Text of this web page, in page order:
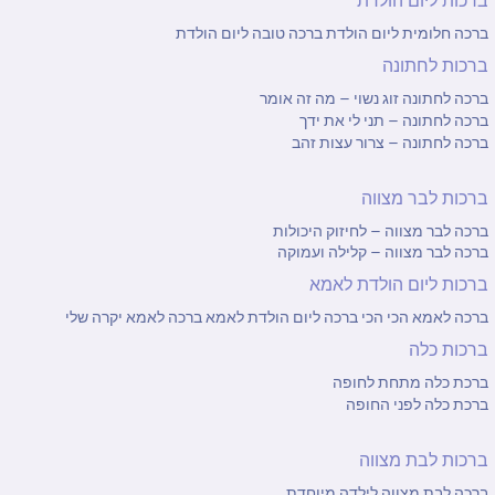
ברכה חלומית ליום הולדתברכה טובה ליום הולדת
ברכות לחתונה
ברכה לחתונה זוג נשוי – מה זה אומר
ברכה לחתונה – תני לי את ידך
ברכה לחתונה – צרור עצות זהב
ברכות לבר מצווה
ברכה לבר מצווה – לחיזוק היכולות
ברכה לבר מצווה – קלילה ועמוקה
ברכות ליום הולדת לאמא
ברכה לאמא הכי הכי ברכה ליום הולדת לאמאברכה לאמא יקרה שלי
ברכות כלה
ברכת כלה מתחת לחופה
ברכת כלה לפני החופה
ברכות לבת מצווה